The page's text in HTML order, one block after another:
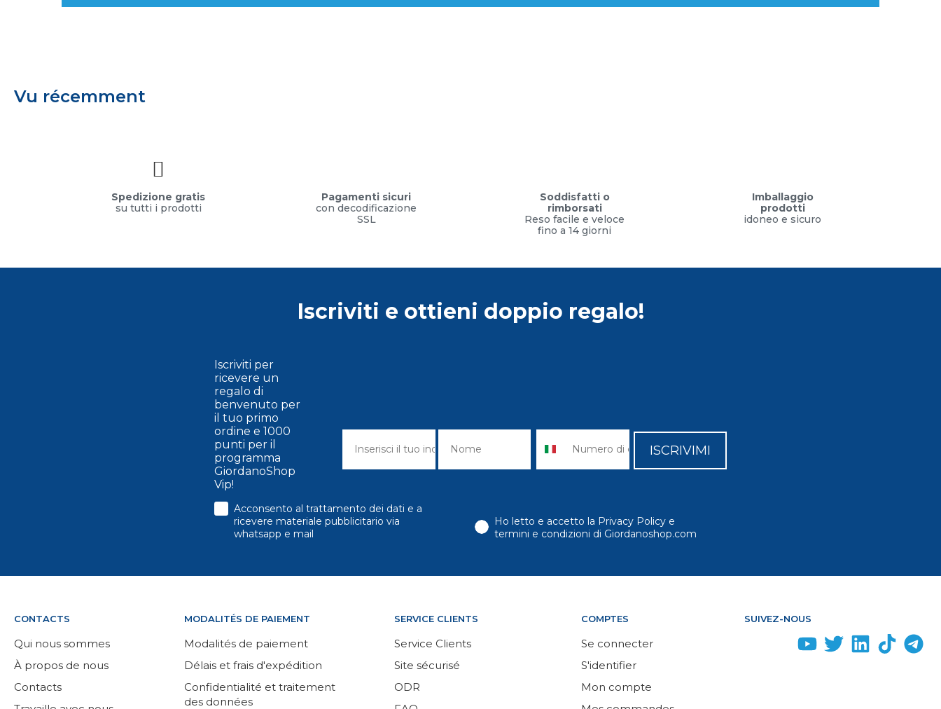
Vu récemment
Spedizione gratis
su tutti i prodotti
Pagamenti sicuri
con decodificazione
SSL
Soddisfatti o
rimborsati
Reso facile e veloce
fino a 14 giorni
Imballaggio
prodotti
idoneo e sicuro
Iscriviti e ottieni doppio regalo!
Iscriviti per
ricevere un
regalo di
benvenuto per
il tuo primo
ordine e 1000
punti per il
programma
GiordanoShop
Vip!
ISCRIVIMI
consenso
Acconsento al trattamento dei dati e a
ricevere materiale pubblicitario via
whatsapp e mail
Ho letto e accetto la Privacy Policy e
termini e condizioni di Giordanoshop.com
CONTACTS
Qui nous sommes
À propos de nous
Contacts
MODALITÉS DE PAIEMENT
Modalités de paiement
Délais et frais d'expédition
Confidentialité et traitement
des données
SERVICE CLIENTS
Service Clients
Site sécurisé
ODR
COMPTES
Se connecter
S'identifier
Mon compte
SUIVEZ-NOUS